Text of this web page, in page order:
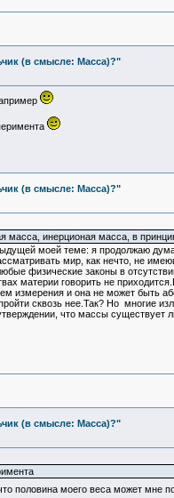
(в смысле: Масса)?"
(в смысле: Масса)?"
масса, инерционая масса, в
моей теме: я продолжаю
мир, как нечто, не
физические законы в
материи говорить не
измерения и она не может быть
сквозь нее.Так? Но многие
что массы
(в смысле: Масса)?"
половина моего веса может мне